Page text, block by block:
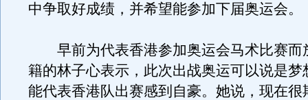
中争取好成绩，并希望能参加下届奥运会。
早前为代表香港参加奥运会马术比赛而
籍的林子心表示，此次出战奥运可以说是梦
能代表香港队出赛感到自豪。她说，现在很